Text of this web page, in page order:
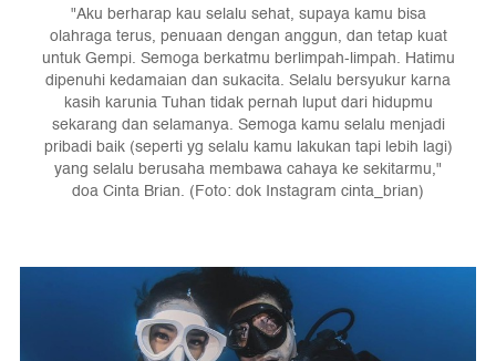
"Aku berharap kau selalu sehat, supaya kamu bisa
olahraga terus, penuaan dengan anggun, dan tetap kuat
untuk Gempi. Semoga berkatmu berlimpah-limpah. Hatimu
dipenuhi kedamaian dan sukacita. Selalu bersyukur karna
kasih karunia Tuhan tidak pernah luput dari hidupmu
sekarang dan selamanya. Semoga kamu selalu menjadi
pribadi baik (seperti yg selalu kamu lakukan tapi lebih lagi)
yang selalu berusaha membawa cahaya ke sekitarmu,"
doa Cinta Brian. (Foto: dok Instagram cinta_brian)